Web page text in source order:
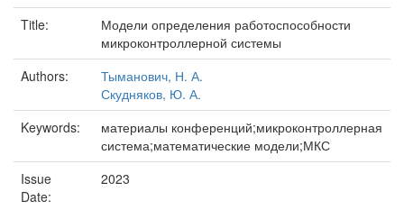
Title:
Модели определения работоспособности
микроконтроллерной системы
Authors:
Тыманович, Н. А.
Скудняков, Ю. А.
Keywords:
материалы конференций;микроконтроллерная
система;математические модели;МКС
Issue
Date:
2023